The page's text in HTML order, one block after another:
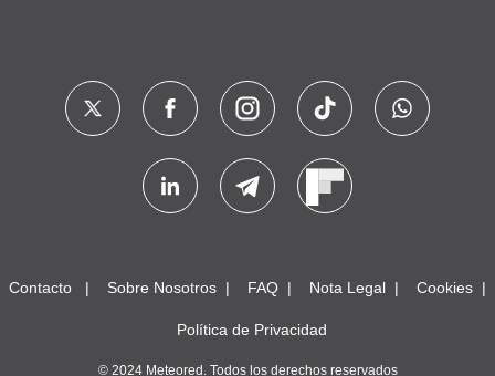
Contacto Sobre Nosotros FAQ Nota Legal Cookies
Política de Privacidad
© 2024 Meteored. Todos los derechos reservados